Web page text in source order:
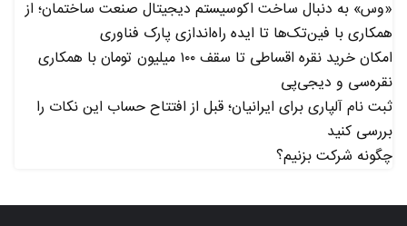
«وس» به دنبال ساخت اکوسیستم دیجیتال صنعت ساختمان؛ از
همکاری با فین‌تک‌ها تا ایده راه‌اندازی پارک فناوری
امکان خرید نقره اقساطی تا سقف ۱۰۰ میلیون تومان با همکاری
نقره‌سی و دیجی‌پی
ثبت نام آلپاری برای ایرانیان؛ قبل از افتتاح حساب این نکات را
بررسی کنید
چگونه شرکت بزنیم؟